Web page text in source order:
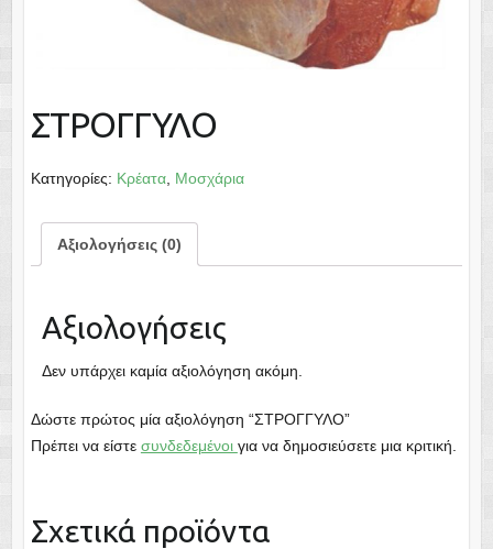
ΣΤΡΟΓΓΥΛΟ
Κατηγορίες: Κρέατα, Μοσχάρια
Αξιολογήσεις (0)
Αξιολογήσεις
Δεν υπάρχει καμία αξιολόγηση ακόμη.
Δώστε πρώτος μία αξιολόγηση “ΣΤΡΟΓΓΥΛΟ”
Πρέπει να είστε συνδεδεμένοι για να δημοσιεύσετε μια κριτική.
Σχετικά προϊόντα